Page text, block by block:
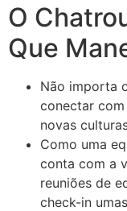
O
Que
Não importa
conectar
novas
Como uma
conta com a
reuniões de
check-in